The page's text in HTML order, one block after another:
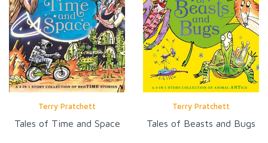
Terry Pratchett
Tales of Time and Space
Terry Pratchett
Tales of Beasts and Bugs